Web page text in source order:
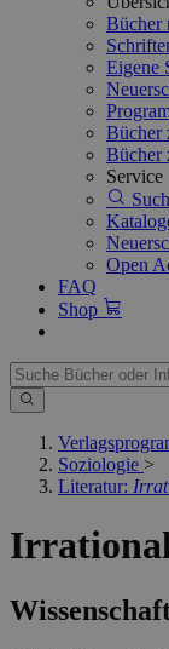
Bücher
Eigene
Bücher
Bücher
Service
Open
FAQ
Shop
Soziologie >
Literatur: